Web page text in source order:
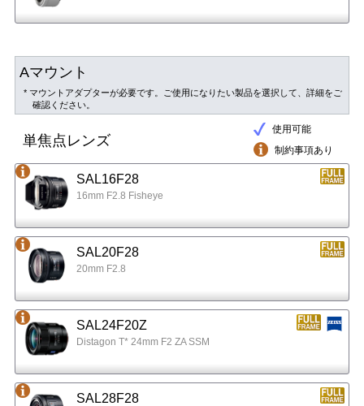
Aマウント
* マウントアダプターが必要です。ご使用になりたい製品を選択して、詳細をご
確認ください。
使用可能
制約事項あり
単焦点レンズ
SAL16F28
16mm F2.8 Fisheye
SAL20F28
20mm F2.8
SAL24F20Z
Distagon T* 24mm F2 ZA SSM
SAL28F28